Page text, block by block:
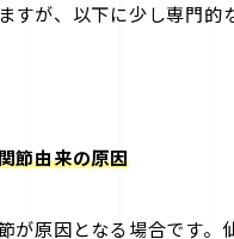
すが、以下に少し専門的
節由来の原因
が原因となる場合です。